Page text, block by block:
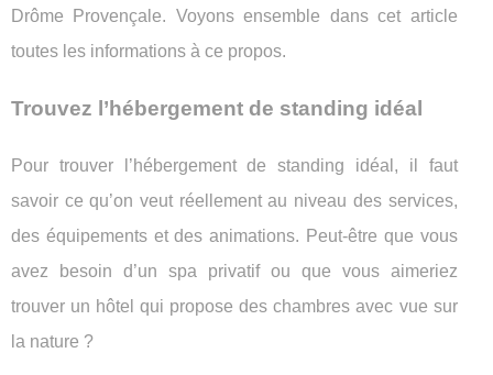
Drôme Provençale. Voyons ensemble dans cet article
toutes les informations à ce propos.
Trouvez l’hébergement de standing idéal
Pour trouver l’hébergement de standing idéal, il faut
savoir ce qu’on veut réellement au niveau des services,
des équipements et des animations. Peut-être que vous
avez besoin d’un spa privatif ou que vous aimeriez
trouver un hôtel qui propose des chambres avec vue sur
la nature ?